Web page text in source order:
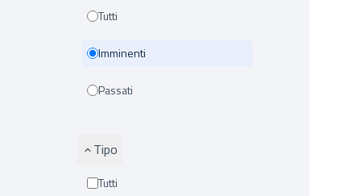
Tutti
Imminenti
Passati
Tipo
Tutti